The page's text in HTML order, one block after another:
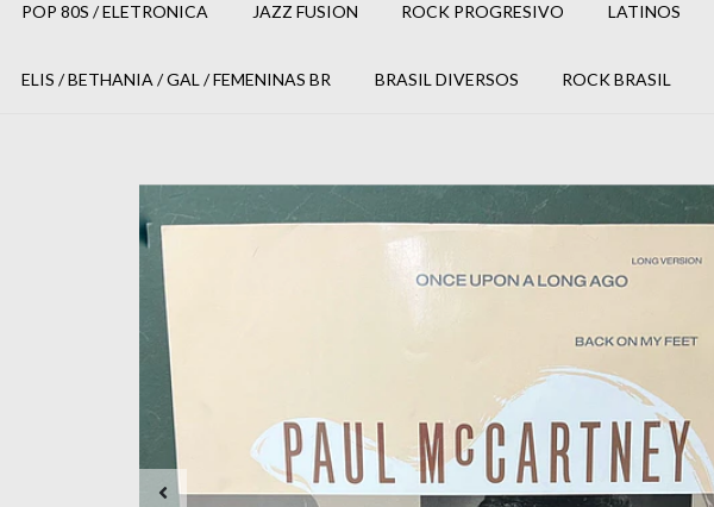
POP 80S / ELETRONICA JAZZ FUSION ROCK PROGRESIVO LATINOS
ELIS / BETHANIA / GAL / FEMENINAS BR BRASIL DIVERSOS ROCK BRASIL